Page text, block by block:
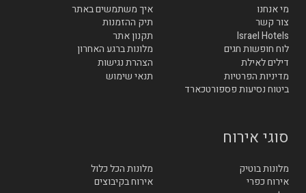
מי אנחנו
איך משתמשים באתר
צור קשר
תיק ההזמנות
Israel Hotels
תקנון אתר
לוח חופשות חגים
מלונות ברגע האחרון
דילים לאילת
הצהרת נגישות
מדיניות הפרטיות
תנאי שימוש
ביטוח נסיעות פספורטכארד
סוגי אירוח
מלונות בוטיק
מלונות הכל כלול
אירוח כפרי
אירוח בקיבוצים